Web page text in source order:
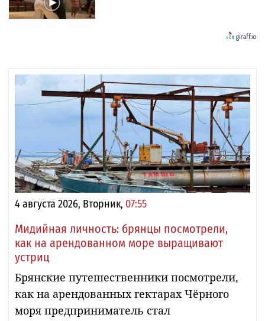
4 августа 2026, Вторник, 07:55
Мидийная личность: брянцы посмотрели,
как на арендованном море выращивают
устриц
Брянские путешественники посмотрели,
как на арендованных гектарах Чёрного
моря предприниматель стал